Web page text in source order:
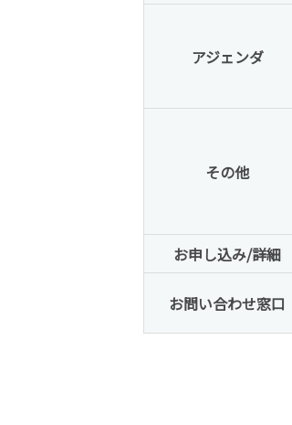
アジェンダ
その他
お申し込み/詳細
お問い合わせ窓口